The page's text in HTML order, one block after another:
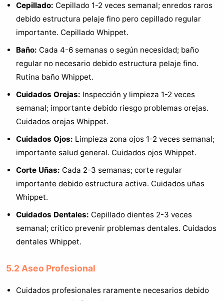
Cepillado: Cepillado 1-2 veces semanal; enredos raros
debido estructura pelaje fino pero cepillado regular
importante. Cepillado Whippet.
Baño: Cada 4-6 semanas o según necesidad; baño
regular no necesario debido estructura pelaje fino.
Rutina baño Whippet.
Cuidados Orejas: Inspección y limpieza 1-2 veces
semanal; importante debido riesgo problemas orejas.
Cuidados orejas Whippet.
Cuidados Ojos: Limpieza zona ojos 1-2 veces semanal;
importante salud general. Cuidados ojos Whippet.
Corte Uñas: Cada 2-3 semanas; corte regular
importante debido estructura activa. Cuidados uñas
Whippet.
Cuidados Dentales: Cepillado dientes 2-3 veces
semanal; crítico prevenir problemas dentales. Cuidados
dentales Whippet.
5.2 Aseo Profesional
Cuidados profesionales raramente necesarios debido